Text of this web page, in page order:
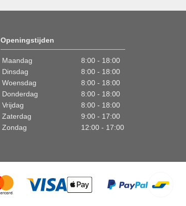
Openingstijden
Maandag
8:00 - 18:00
Dinsdag
8:00 - 18:00
Woensdag
8:00 - 18:00
Donderdag
8:00 - 18:00
Vrijdag
8:00 - 18:00
Zaterdag
9:00 - 17:00
Zondag
12:00 - 17:00